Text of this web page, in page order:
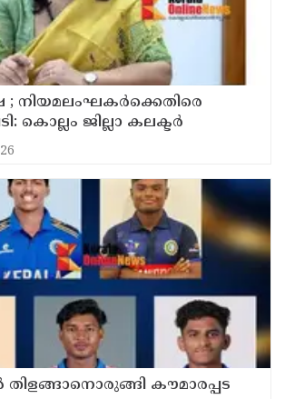
നിയമലംഘകർക്കെതിരെ
കൊല്ലം ജില്ലാ കലക്ടർ
തിളങ്ങാനൊരുങ്ങി കൗമാരപ്പട